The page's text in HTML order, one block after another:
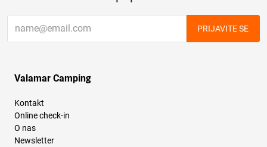
PRIJAVITE SE
Valamar Camping
Kontakt
Online check-in
O nas
Newsletter